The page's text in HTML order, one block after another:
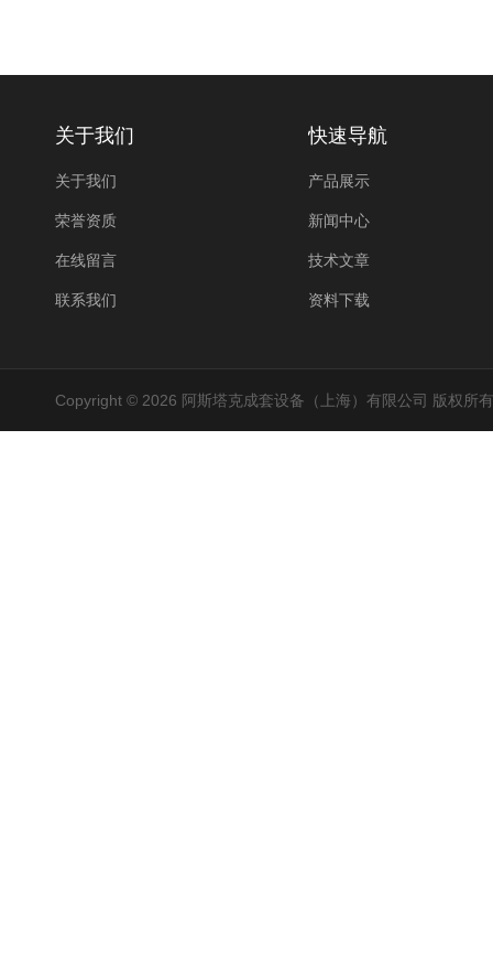
关于我们
关于我们
荣誉资质
在线留言
联系我们
快速导航
产品展示
新闻中心
技术文章
资料下载
Copyright © 2026 阿斯塔克成套设备（上海）有限公司 版权所有